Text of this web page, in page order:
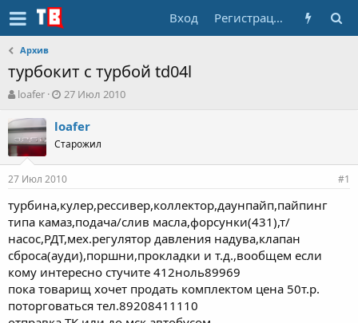
Вход Регистрация
Архив
турбокит с турбой td04l
А
т
о
р
т
е
ы
loafer
Д
т
н
а
ч
л
а
27 Июл 2010
loafer
Старожил
27 Июл 2010 #1
турбина,кулер,рессивер,коллектор,даунпайп,пайпинг
типа камаз,подача/слив масла,форсунки(431),т/
насос,РДТ,мех.регулятор давления надува,клапан
сброса(ауди),поршни,прокладки и т.д.,вообщем если
кому интересно стучите 412ноль89969
пока товарищ хочет продать комплектом цена 50т.р.
поторговаться тел.89208411110